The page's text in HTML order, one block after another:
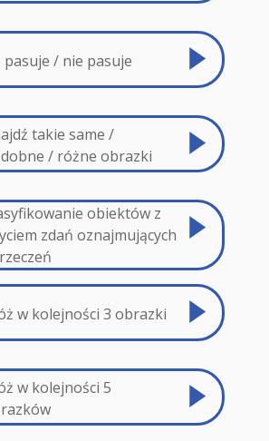
pasuje / nie pasuje
takie same /
/ różne obrazki
obiektów z
zdań oznajmujących
w kolejności 3 obrazki
w kolejności 5